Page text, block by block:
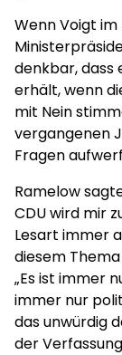
Wenn Voigt
denkbar, dass
erhält, wenn
mit Nein
vergangenen
Fragen
Ramelow
CDU wird mir
Lesart immer
diesem
„Es ist immer
immer nur
das unwürdig
der